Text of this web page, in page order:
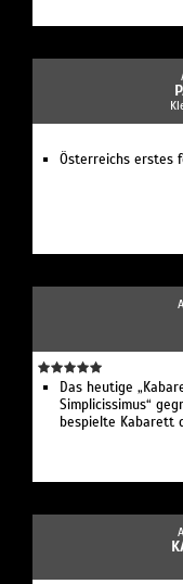
Österreichs erstes
Das heutige
Simplicissimus“
bespielte Kabarett